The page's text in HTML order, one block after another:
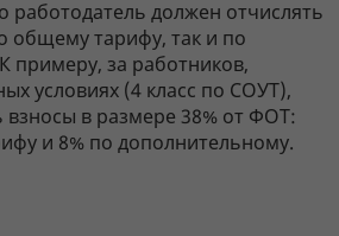
работодатель должен отчислять
общему тарифу, так и по
примеру, за работников,
условиях (4 класс по СОУТ),
взносы в размере 38% от ФОТ:
и 8% по дополнительному.